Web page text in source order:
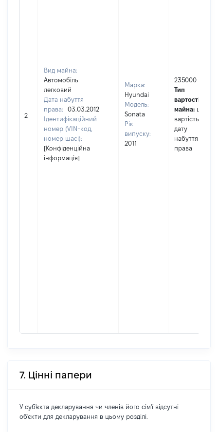
2
Вид майна:
Автомобіль
легковий
Дата набуття
права:
03.03.2012
Ідентифікаційний
номер (VIN-код,
номер шасі):
[Конфіденційна
інформація]
Марка:
Hyundai
Модель:
Sonata
Рік
випуску:
2011
235000
Тип
вартості
майна: це
вартість на
дату
набуття
права
7. Цінні папери
У суб'єкта декларування чи членів його сім'ї відсутні
об'єкти для декларування в цьому розділі.